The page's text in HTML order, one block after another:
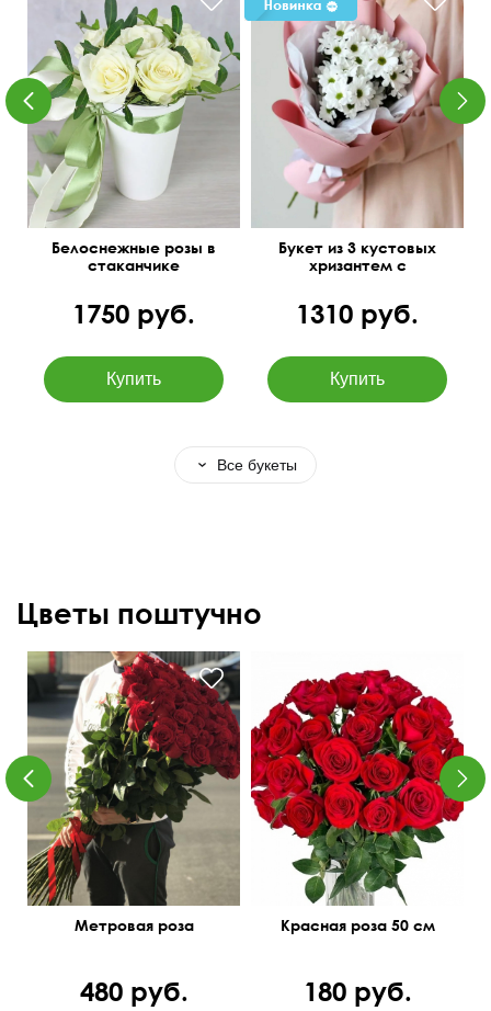
Доставка от 120 минут
Белоснежные розы в
стаканчике
1750 руб.
Доставка по
Новосибирску - 400р.
Букет из 3 кустовых
хризантем с
1310 руб.
Все букеты
Цветы поштучно
Метровая роза
480 руб.
Красная роза 50 см
180 руб.